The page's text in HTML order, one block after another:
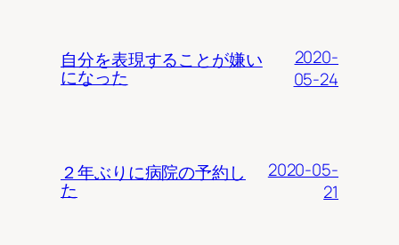
自分を表現することが嫌い
になった
2020-
05-24
２年ぶりに病院の予約し
た
2020-05-
21